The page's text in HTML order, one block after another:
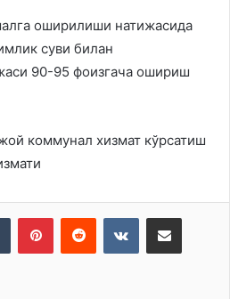
оширилиши натижасида
суви билан
90-95 фоизгача ошириш
коммунал хизмат кўрсатиш
Tumblr PinterestReddit VKontakteShare via Email